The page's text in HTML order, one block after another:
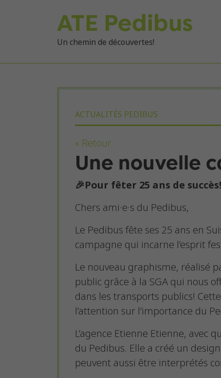
ATE Pedibus
Un chemin de découvertes!
ACTUALITÉS PEDIBUS
« Retour
Une nouvelle
🎉Pour fêter 25 ans de succès!
Chers ami·e·s du Pedibus,
Le Pedibus fête ses 25 ans en
campagne qui incarne l’esprit
Le nouveau graphisme, réalisé
public grâce à la SGA qui nous
dans les transports publics!
l’attention sur l’importance du
L’agence Etienne Etienne, avec
du Pedibus. Elle a créé un
peuvent aussi être interprétés